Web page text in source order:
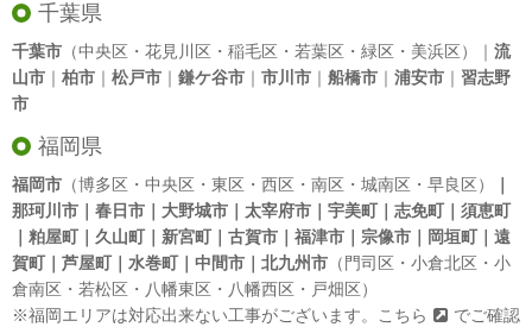
千葉県
千葉市 （中央区・花見川区・稲毛区・若葉区・緑区・美浜区）｜ 流
山市 ｜ 柏市 ｜ 松戸市 ｜ 鎌ケ谷市 ｜ 市川市 ｜ 船橋市 ｜ 浦安市 ｜ 習志野
市
福岡県
福岡市 （博多区・中央区・東区・西区・南区・城南区・早良区）
那珂川市｜春日市｜大野城市｜太宰府市｜宇美町｜志免町｜須恵町
｜粕屋町｜久山町｜新宮町｜古賀市｜福津市｜宗像市｜岡垣町｜遠
賀町｜芦屋町｜水巻町｜中間市｜北九州市 （門司区・小倉北区・小
倉南区・若松区・八幡東区・八幡西区・戸畑区）
※福岡エリアは対応出来ない工事がございます。
こちら
でご確認